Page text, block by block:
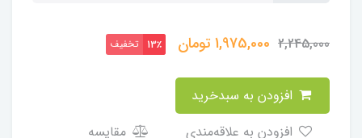
2,245,000
1,975,000تومان 13٪ تخفیف
مقایسه